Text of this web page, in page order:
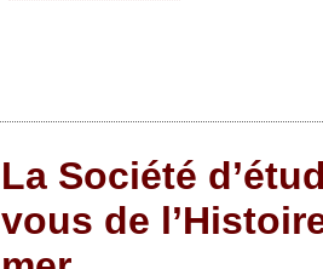
La Société
vous de